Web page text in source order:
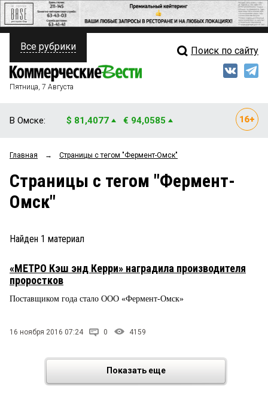
ПОЛИТИКА
ФИНАНСЫ
ОБЩЕСТВО
ЗАКОН
ПРОИСШЕСТВИЯ
СТИЛЬ ЖИЗНИ
Свежий выпуск
Мнения
Рейтинги
Все рубрики Поиск по сайту
Пятница, 7 Августа
В Омске: $ 81,4077 € 94,0585
Главная → Страницы c тегом "Фермент-Омск"
Страницы c тегом "Фермент-
Омск"
Найден 1 материал
«МЕТРО Кэш энд Керри» наградила производителя
проростков
Поставщиком года стало ООО «Фермент-Омск»
16 ноября 2016 07:24 0 4159
Показать еще